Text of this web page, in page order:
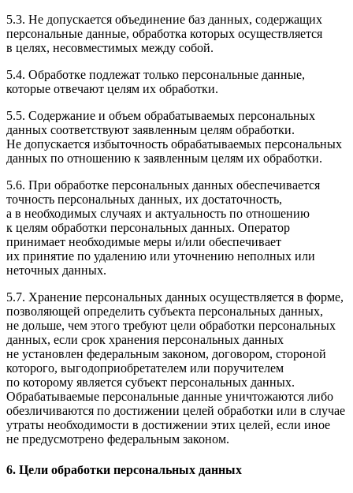
5.3. Не допускается объединение баз данных, содержащих
персональные данные, обработка которых осуществляется
в целях, несовместимых между собой.
5.4. Обработке подлежат только персональные данные,
которые отвечают целям их обработки.
5.5. Содержание и объем обрабатываемых персональных
данных соответствуют заявленным целям обработки.
Не допускается избыточность обрабатываемых персональных
данных по отношению к заявленным целям их обработки.
5.6. При обработке персональных данных обеспечивается
точность персональных данных, их достаточность,
а в необходимых случаях и актуальность по отношению
к целям обработки персональных данных. Оператор
принимает необходимые меры и/или обеспечивает
их принятие по удалению или уточнению неполных или
неточных данных.
5.7. Хранение персональных данных осуществляется в форме,
позволяющей определить субъекта персональных данных,
не дольше, чем этого требуют цели обработки персональных
данных, если срок хранения персональных данных
не установлен федеральным законом, договором, стороной
которого, выгодоприобретателем или поручителем
по которому является субъект персональных данных.
Обрабатываемые персональные данные уничтожаются либо
обезличиваются по достижении целей обработки или в случае
утраты необходимости в достижении этих целей, если иное
не предусмотрено федеральным законом.
6. Цели обработки персональных данных